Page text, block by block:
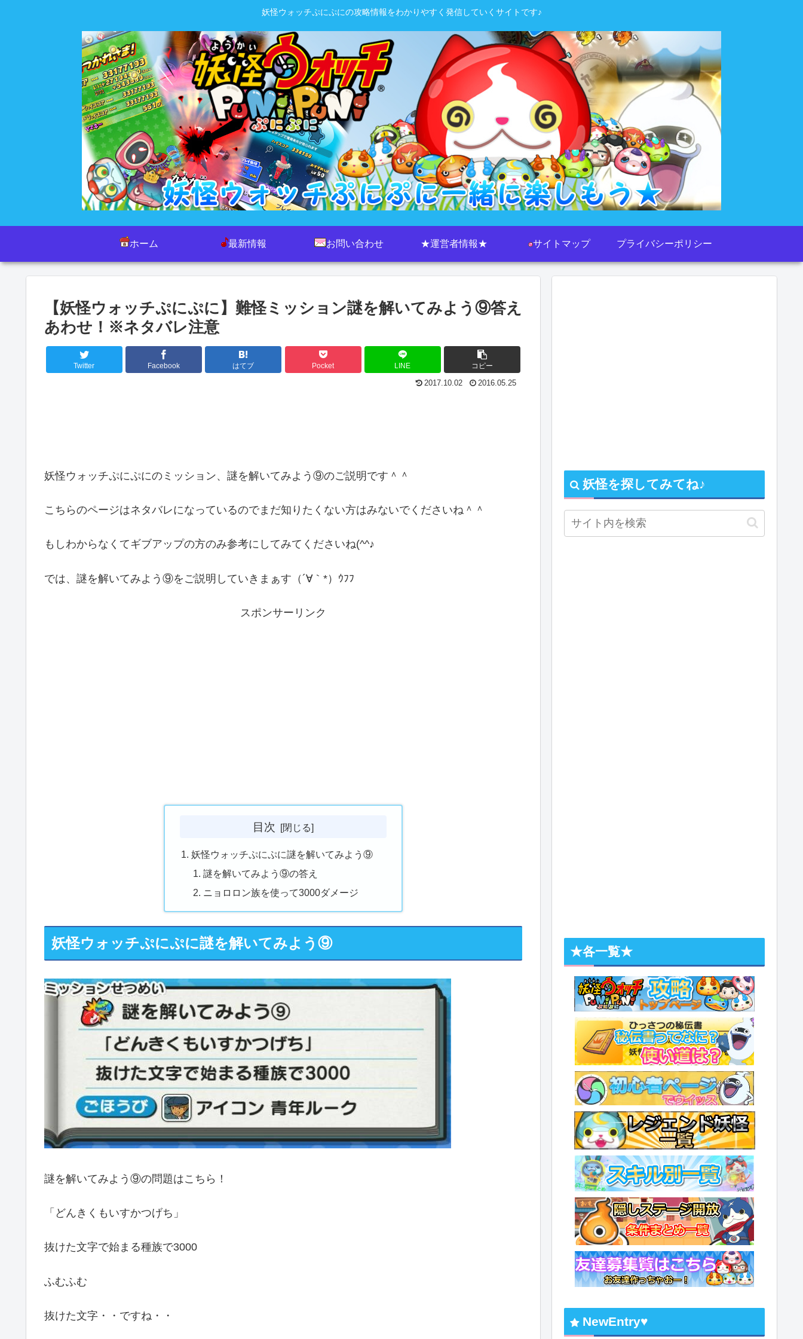
妖怪ウォッチぷにぷにの攻略情報をわかりやすく発信していくサイトです♪
ホーム 最新情報 お問い合わせ ★運営者情報★ サイトマップ プライバシーポリシー
【妖怪ウォッチぷにぷに】難怪ミッション謎を解いてみよう⑨答え
あわせ！※ネタバレ注意
Twitter Facebook はてブ Pocket LINE コピー
2017.10.02 2016.05.25
妖怪ウォッチぷにぷにのミッション、謎を解いてみよう⑨のご説明です＾＾
こちらのページはネタバレになっているのでまだ知りたくない方はみないでくださいね＾＾
もしわからなくてギブアップの方のみ参考にしてみてくださいね(^^♪
では、謎を解いてみよう⑨をご説明していきまぁす（´∀｀*）ｳﾌﾌ
スポンサーリンク
目次
妖怪ウォッチぷにぷに謎を解いてみよう⑨
謎を解いてみよう⑨の答え
ニョロロン族を使って3000ダメージ
妖怪ウォッチぷにぷに謎を解いてみよう⑨
謎を解いてみよう⑨の問題はこちら！
「どんきくもいすかつげち」
抜けた文字で始まる種族で3000
ふむふむ
抜けた文字・・ですね・・
妖怪を探してみてね♪
★各一覧★
NewEntry♥